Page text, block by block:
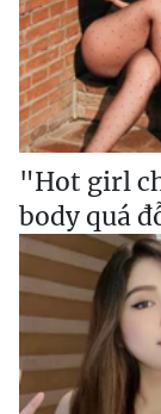
"Hot girl
body quá